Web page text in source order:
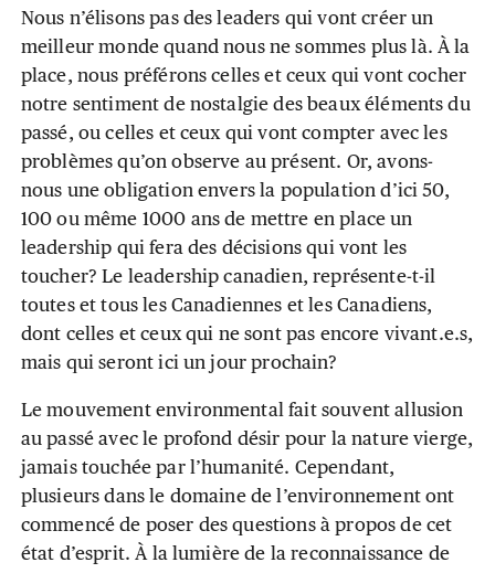
Nous n’élisons pas des leaders qui vont créer un
meilleur monde quand nous ne sommes plus là. À la
place, nous préférons celles et ceux qui vont cocher
notre sentiment de nostalgie des beaux éléments du
passé, ou celles et ceux qui vont compter avec les
problèmes qu’on observe au présent. Or, avons-
nous une obligation envers la population d’ici 50,
100 ou même 1000 ans de mettre en place un
leadership qui fera des décisions qui vont les
toucher? Le leadership canadien, représente-t-il
toutes et tous les Canadiennes et les Canadiens,
dont celles et ceux qui ne sont pas encore vivant.e.s,
mais qui seront ici un jour prochain?
Le mouvement environmental fait souvent allusion
au passé avec le profond désir pour la nature vierge,
jamais touchée par l’humanité. Cependant,
plusieurs dans le domaine de l’environnement ont
commencé de poser des questions à propos de cet
état d’esprit. À la lumière de la reconnaissance de